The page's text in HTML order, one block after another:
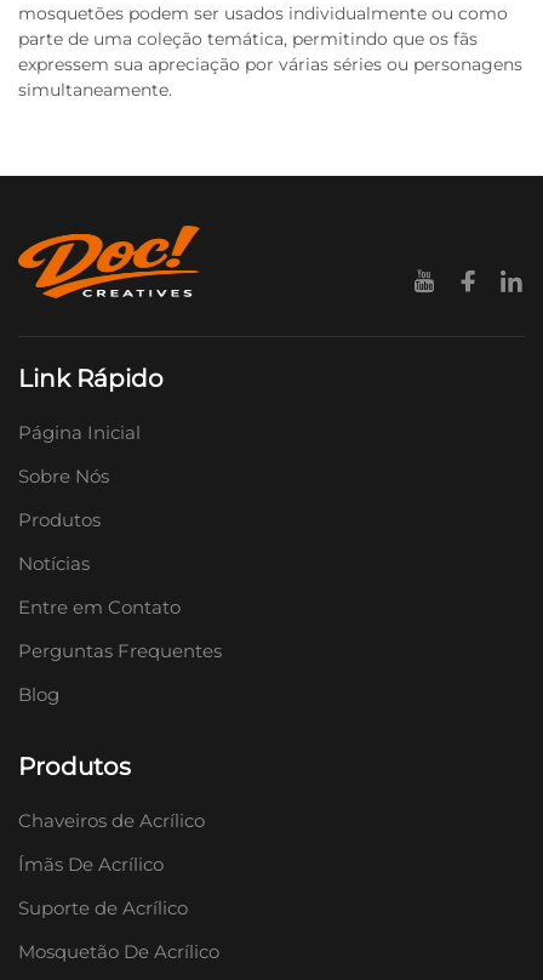
mosquetões podem ser usados individualmente ou como
parte de uma coleção temática, permitindo que os fãs
expressem sua apreciação por várias séries ou personagens
simultaneamente.
Link Rápido
Página Inicial
Sobre Nós
Produtos
Notícias
Entre em Contato
Perguntas Frequentes
Blog
Produtos
Chaveiros de Acrílico
Ímãs De Acrílico
Suporte de Acrílico
Mosquetão De Acrílico